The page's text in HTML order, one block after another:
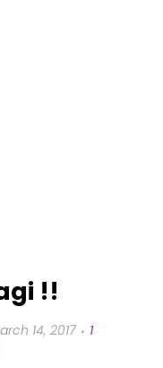
!!
14, 2017
1